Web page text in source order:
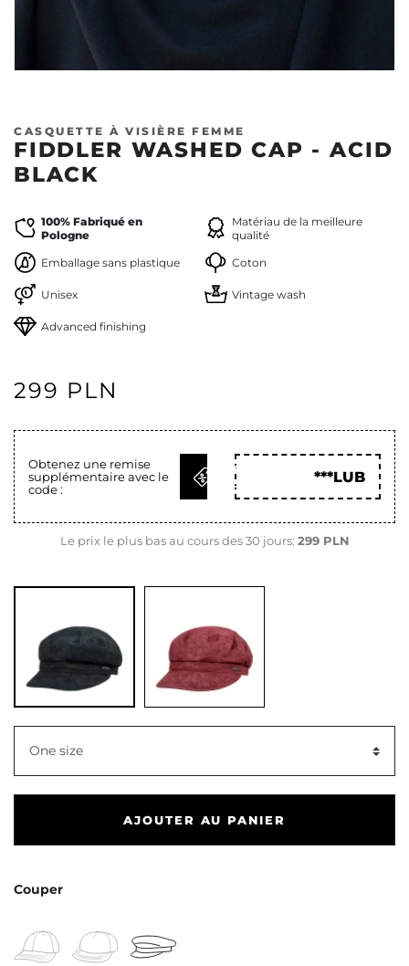
CASQUETTE À VISIÈRE FEMME
FIDDLER WASHED CAP - ACID
BLACK
100% Fabriqué en
Pologne
Matériau de la meilleure
qualité
Emballage sans plastique
Coton
Unisex Vintage wash
Advanced finishing
299 PLN
Obtenez une remise
supplémentaire avec le
code :
OBTENIR
LE CODE
***LUB
Le prix le plus bas au cours des 30 jours: 299 PLN
One size
AJOUTER AU PANIER
Couper